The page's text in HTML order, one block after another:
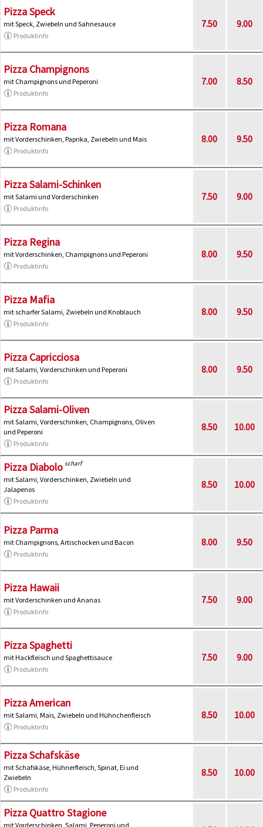
Pizza Speck
mit Speck, Zwiebeln und Sahnesauce
Produktinfo
7.50 9.00
Pizza Champignons
mit Champignons und Peperoni
Produktinfo
7.00 8.50
Pizza Romana
mit Vorderschinken, Paprika, Zwiebeln und Mais
Produktinfo
8.00 9.50
Pizza Salami-Schinken
mit Salami und Vorderschinken
Produktinfo
7.50 9.00
Pizza Regina
mit Vorderschinken, Champignons und Peperoni
Produktinfo
8.00 9.50
Pizza Mafia
mit scharfer Salami, Zwiebeln und Knoblauch
Produktinfo
8.00 9.50
Pizza Capricciosa
mit Salami, Vorderschinken und Peperoni
Produktinfo
8.00 9.50
Pizza Salami-Oliven
mit Salami, Vorderschinken, Champignons, Oliven
und Peperoni
Produktinfo
8.50 10.00
Pizza Diabolo scharf
mit Salami, Vorderschinken, Zwiebeln und
Jalapenos
Produktinfo
8.50 10.00
Pizza Parma
mit Champignons, Artischocken und Bacon
Produktinfo
8.00 9.50
Pizza Hawaii
mit Vorderschinken und Ananas
Produktinfo
7.50 9.00
Pizza Spaghetti
mit Hackfleisch und Spaghettisauce
Produktinfo
7.50 9.00
Pizza American
mit Salami, Mais, Zwiebeln und Hühnchenfleisch
Produktinfo
8.50 10.00
Pizza Schafskäse
mit Schafskäse, Hühnerfleisch, Spinat, Ei und
Zwiebeln
Produktinfo
8.50 10.00
Pizza Quattro Stagione
mit Vorderschinken, Salami, Peperoni und